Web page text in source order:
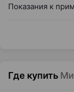
Показания к
Где купить